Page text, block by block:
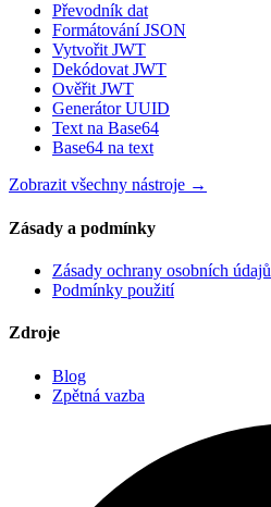
Převodník dat
Formátování JSON
Vytvořit JWT
Dekódovat JWT
Ověřit JWT
Generátor UUID
Text na Base64
Base64 na text
Zobrazit všechny nástroje →
Zásady a podmínky
Zásady ochrany osobních údajů
Podmínky použití
Zdroje
Blog
Zpětná vazba